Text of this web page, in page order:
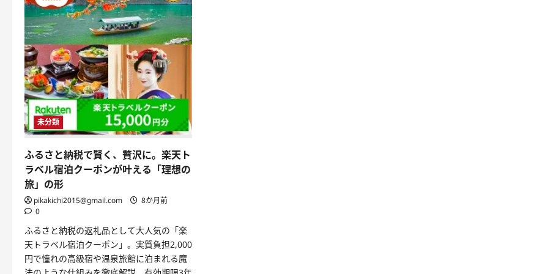
未分類
ふるさと納税で賢く、贅沢に。楽天ト
ラベル宿泊クーポンが叶える「理想の
旅」の形
pikakichi2015@gmail.com
8か月前
0
ふるさと納税の返礼品として大人気の「楽
天トラベル宿泊クーポン」。実質負担2,000
円で憧れの高級宿や温泉旅館に泊まれる魔